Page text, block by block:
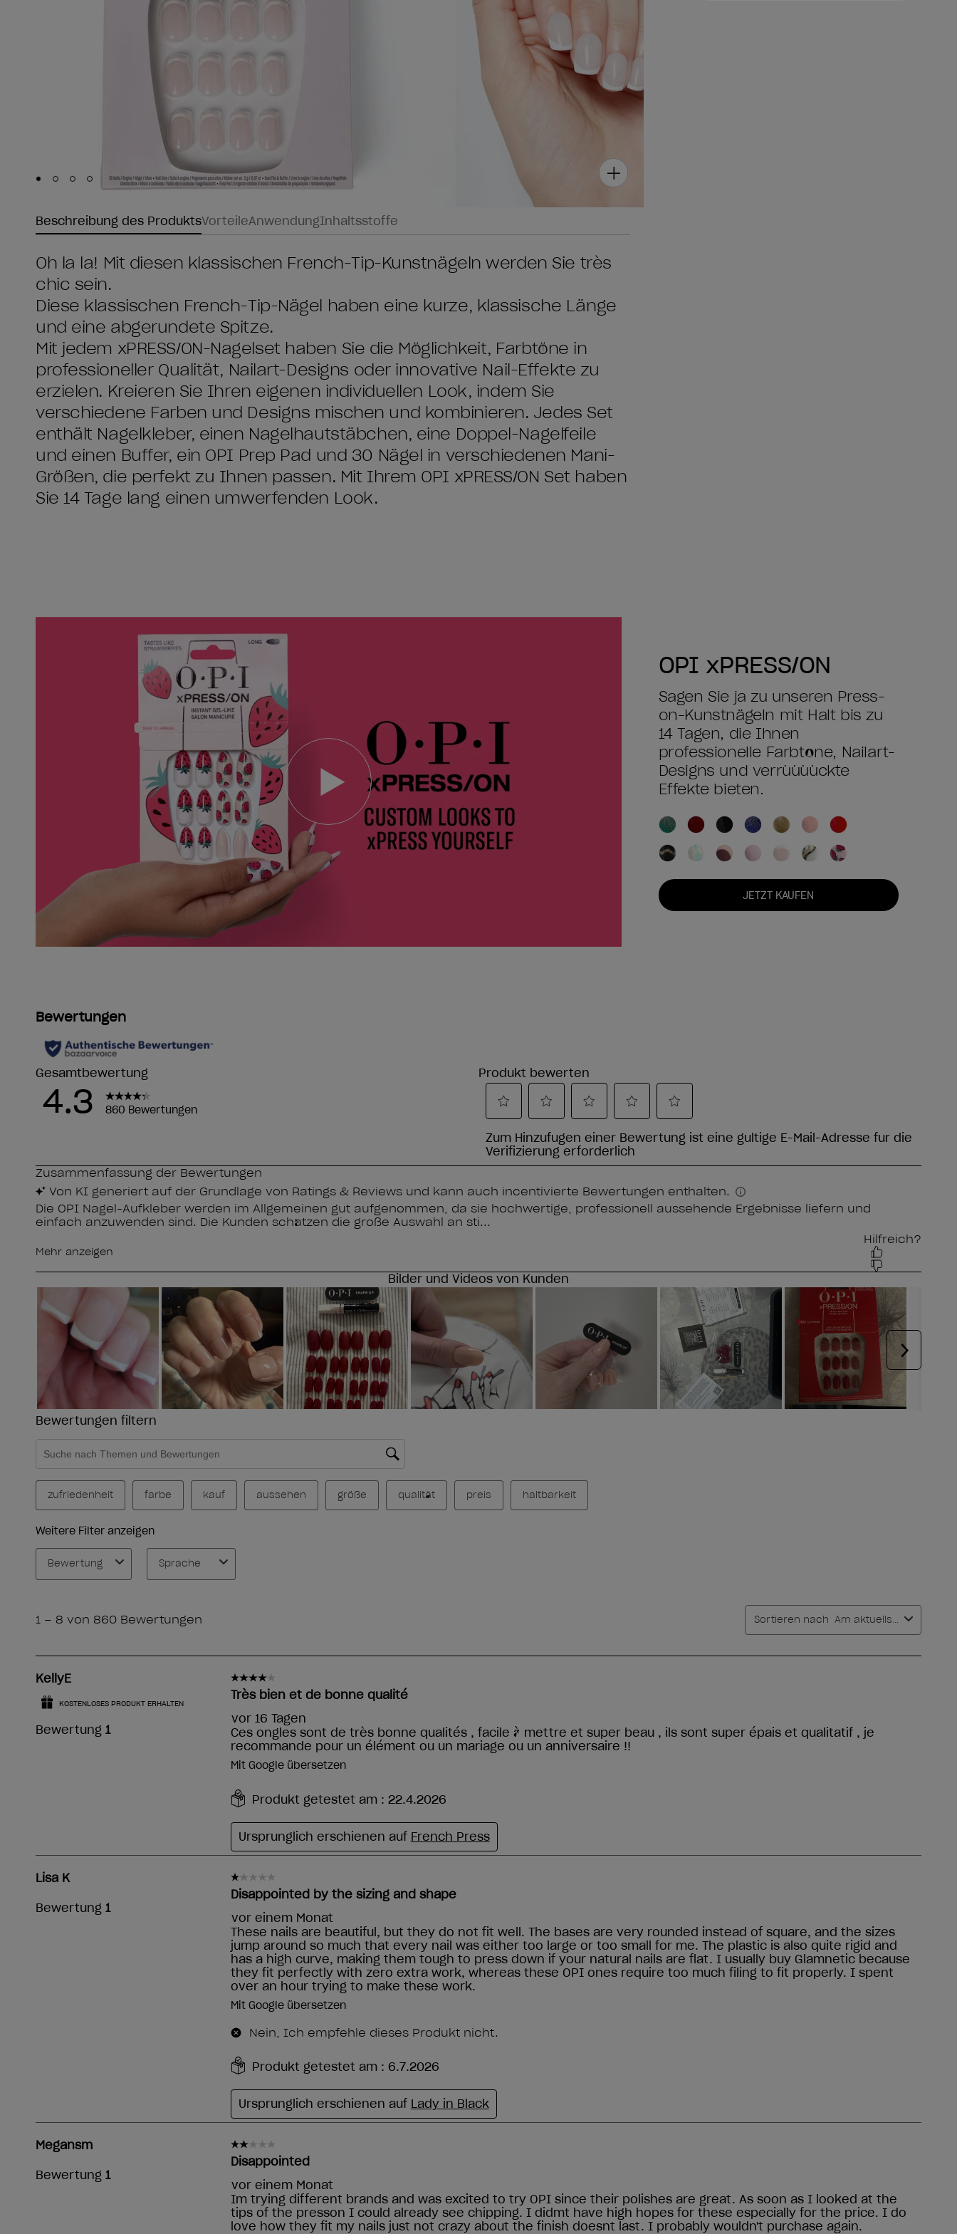
Skip to slide1
Skip to slide2
Skip to slide3
Skip to slide4
Beschreibung des ProduktsVorteileAnwendungInhaltsstoffe
Oh la la! Mit diesen klassischen French-Tip-Kunstnägeln werden Sie très
chic sein.
Diese klassischen French-Tip-Nägel haben eine kurze, klassische Länge
und eine abgerundete Spitze.
Mit jedem xPRESS/ON-Nagelset haben Sie die Möglichkeit, Farbtöne in
professioneller Qualität, Nailart-Designs oder innovative Nail-Effekte zu
erzielen. Kreieren Sie Ihren eigenen individuellen Look, indem Sie
verschiedene Farben und Designs mischen und kombinieren. Jedes Set
enthält Nagelkleber, einen Nagelhautstäbchen, eine Doppel-Nagelfeile
und einen Buffer, ein OPI Prep Pad und 30 Nägel in verschiedenen Mani-
Größen, die perfekt zu Ihnen passen. Mit Ihrem OPI xPRESS/ON Set haben
Sie 14 Tage lang einen umwerfenden Look.
OPI xPRESS/ON
Sagen Sie ja zu unseren Press-
on-Kunstnägeln mit Halt bis zu
14 Tagen, die Ihnen
professionelle Farbtöne, Nailart-
Designs und verrüüüückte
Effekte bieten.
JETZT KAUFEN